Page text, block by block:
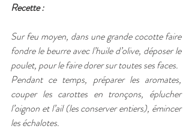
Recette :
Sur feu moyen, dans une grande cocotte faire
fondre le beurre avec l’huile d’olive, déposer le
poulet, pour le faire dorer sur toutes ses faces.
Pendant ce temps, préparer les aromates,
couper les carottes en tronçons, éplucher
l’oignon et l’ail (les conserver entiers), émincer
les échalotes.